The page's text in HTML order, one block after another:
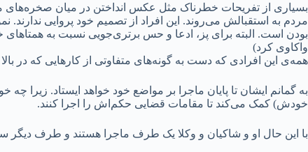
بسیاری از تفریحات خطرناک مثل عکس انداختن در میان صخره‌های
مردم به استقبالش می‌روند. این افراد از تصمیم خود پروایی
بودن است. البته برای پز، ادعا و حس برتری‌جویی نسبت به
واکاوی کرد)
همه‌ی این افرادی که دست به گونه‌های متفاوتی از کارهایی که در
به گمانم ایشان تا پایان ماجرا بر مواضع خود خواهد ایستاد. زیرا
خودش) کمک می‌کند تا مقامات قضایی حکم‌اش را اجرا کنند.
با این حال او و شاکیان و وکلا یک طرف ماجرا هستند و طرف